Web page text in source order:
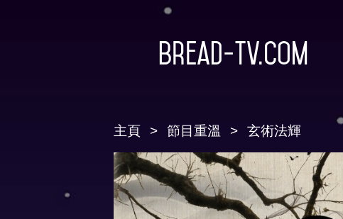
Bread-TV.com
主頁 節目重溫 玄術法輝